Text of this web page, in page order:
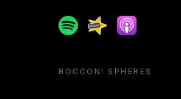
SpotifySpreakerApple podcast
BOCCONI SPHERES